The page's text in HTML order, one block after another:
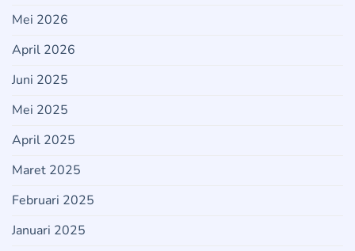
Mei 2026
April 2026
Juni 2025
Mei 2025
April 2025
Maret 2025
Februari 2025
Januari 2025